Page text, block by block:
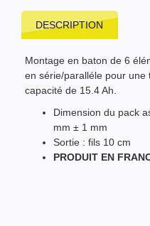
DESCRIPTION
Montage en baton de 6
en série/paralléle pour
capacité de 15.4 Ah.
Dimension du pack
mm ± 1 mm
Sortie : fils 10 cm
PRODUIT EN